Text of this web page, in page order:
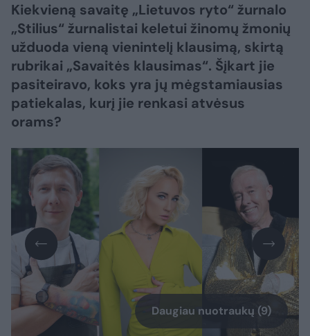
Kiekvieną savaitę „Lietuvos ryto“ žurnalo
„Stilius“ žurnalistai keletui žinomų žmonių
užduoda vieną vienintelį klausimą, skirtą
rubrikai „Savaitės klausimas“. Šįkart jie
pasiteiravo, koks yra jų mėgstamiausias
patiekalas, kurį jie renkasi atvėsus
orams?
Daugiau nuotraukų (9)